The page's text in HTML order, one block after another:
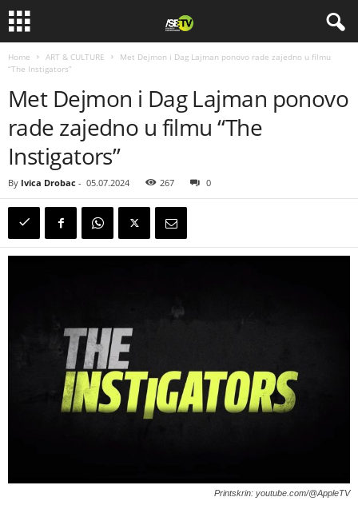
Home ART & CULTURE
Met Dejmon i Dag Lajman ponovo rade zajedno u filmu
“The Instigators”
Met Dejmon i Dag Lajman ponovo
rade zajedno u filmu “The
Instigators”
By Ivica Drobac - 05.07.2024 267 0
Printskrin: youtube.com/@AppleTV